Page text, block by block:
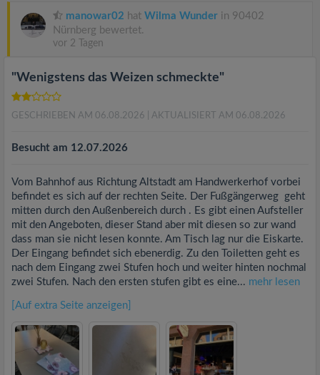
manowar02 hat Wilma Wunder in 90402
Nürnberg bewertet.
vor 2 Tagen
"Wenigstens das Weizen schmeckte"
GESCHRIEBEN AM 06.08.2026 | AKTUALISIERT AM 06.08.2026
Besucht am 12.07.2026
Vom Bahnhof aus Richtung Altstadt am Handwerkerhof vorbei
befindet es sich auf der rechten Seite. Der Fußgängerweg geht
mitten durch den Außenbereich durch . Es gibt einen Aufsteller
mit den Angeboten, dieser Stand aber mit diesen so zur wand
dass man sie nicht lesen konnte. Am Tisch lag nur die Eiskarte.
Der Eingang befindet sich ebenerdig. Zu den Toiletten geht es
nach dem Eingang zwei Stufen hoch und weiter hinten nochmal
zwei Stufen. Nach den ersten stufen gibt es eine... mehr lesen
[Auf extra Seite anzeigen]